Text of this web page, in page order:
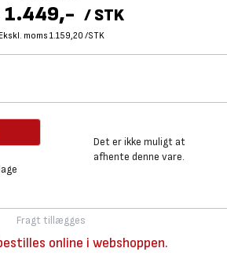
1.449,- / STK
Ekskl. moms 1.159,20 /STK
Det er ikke muligt at
afhente denne vare.
Fragt tillægges
online i webshoppen.